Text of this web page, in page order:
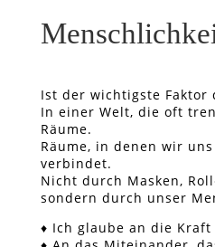
Ist der wichtigste Faktor
In einer Welt, die oft
Räume.
Räume, in denen wir
verbindet.
Nicht durch Masken,
sondern durch unser
♦ Ich glaube an die